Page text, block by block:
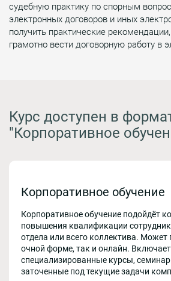
судебную практику по спорным
электронных договоров и иных
получить практические
грамотно вести договорную работу в
Курс доступен в
"Корпоративное
Корпоративное обучение
Корпоративное обучение подойдёт
повышения квалификации
отдела или всего коллектива. Может
очной форме, так и онлайн. Включает
специализированные курсы,
заточенные под текущие задачи